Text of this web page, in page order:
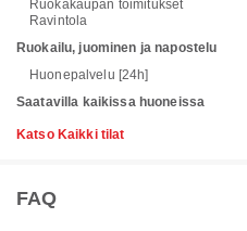
Ruokakaupan toimitukset
Ravintola
Ruokailu, juominen ja napostelu
Huonepalvelu [24h]
Saatavilla kaikissa huoneissa
Katso Kaikki tilat
FAQ